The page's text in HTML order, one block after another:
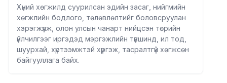
Хүний хөгжилд суурилсан эдийн засаг, нийгмийн
хөгжлийн бодлого, төлөвлөлтийг боловсруулан
хэрэгжүүлж, олон улсын чанарт нийцсэн төрийн
үйлчилгээг иргэдэд мэргэжлийн түвшинд, ил тод,
шуурхай, хүртээмжтэй хүргэж, тасралтгүй хөгжсөн
байгууллага байх.